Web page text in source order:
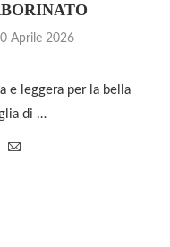
Aprile 2026
e leggera per la bella
di …